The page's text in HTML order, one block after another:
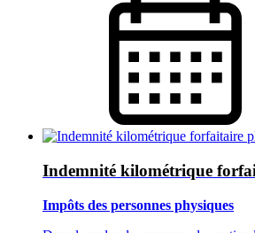
Indemnité kilométrique
Impôts des personnes physiques